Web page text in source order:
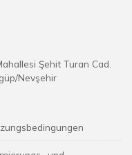
Şehit Turan Cad.
Nevşehir